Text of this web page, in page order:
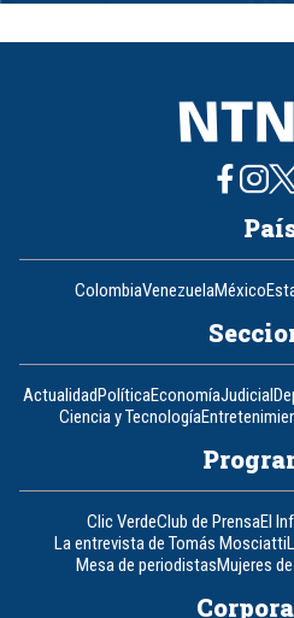
8
ColombiaVenezuelaMéxico
ActualidadPolíticaEconomíaJudicial
Ciencia y Tecnología
Clic VerdeClub de PrensaEl
La entrevista de Tomás Mosciatti
Mesa de periodistasMujeres